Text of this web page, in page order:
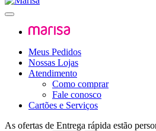
Meus Pedidos
Nossas Lojas
Atendimento
Como comprar
Fale conosco
Cartões e Serviços
As ofertas de Entrega rápida estão